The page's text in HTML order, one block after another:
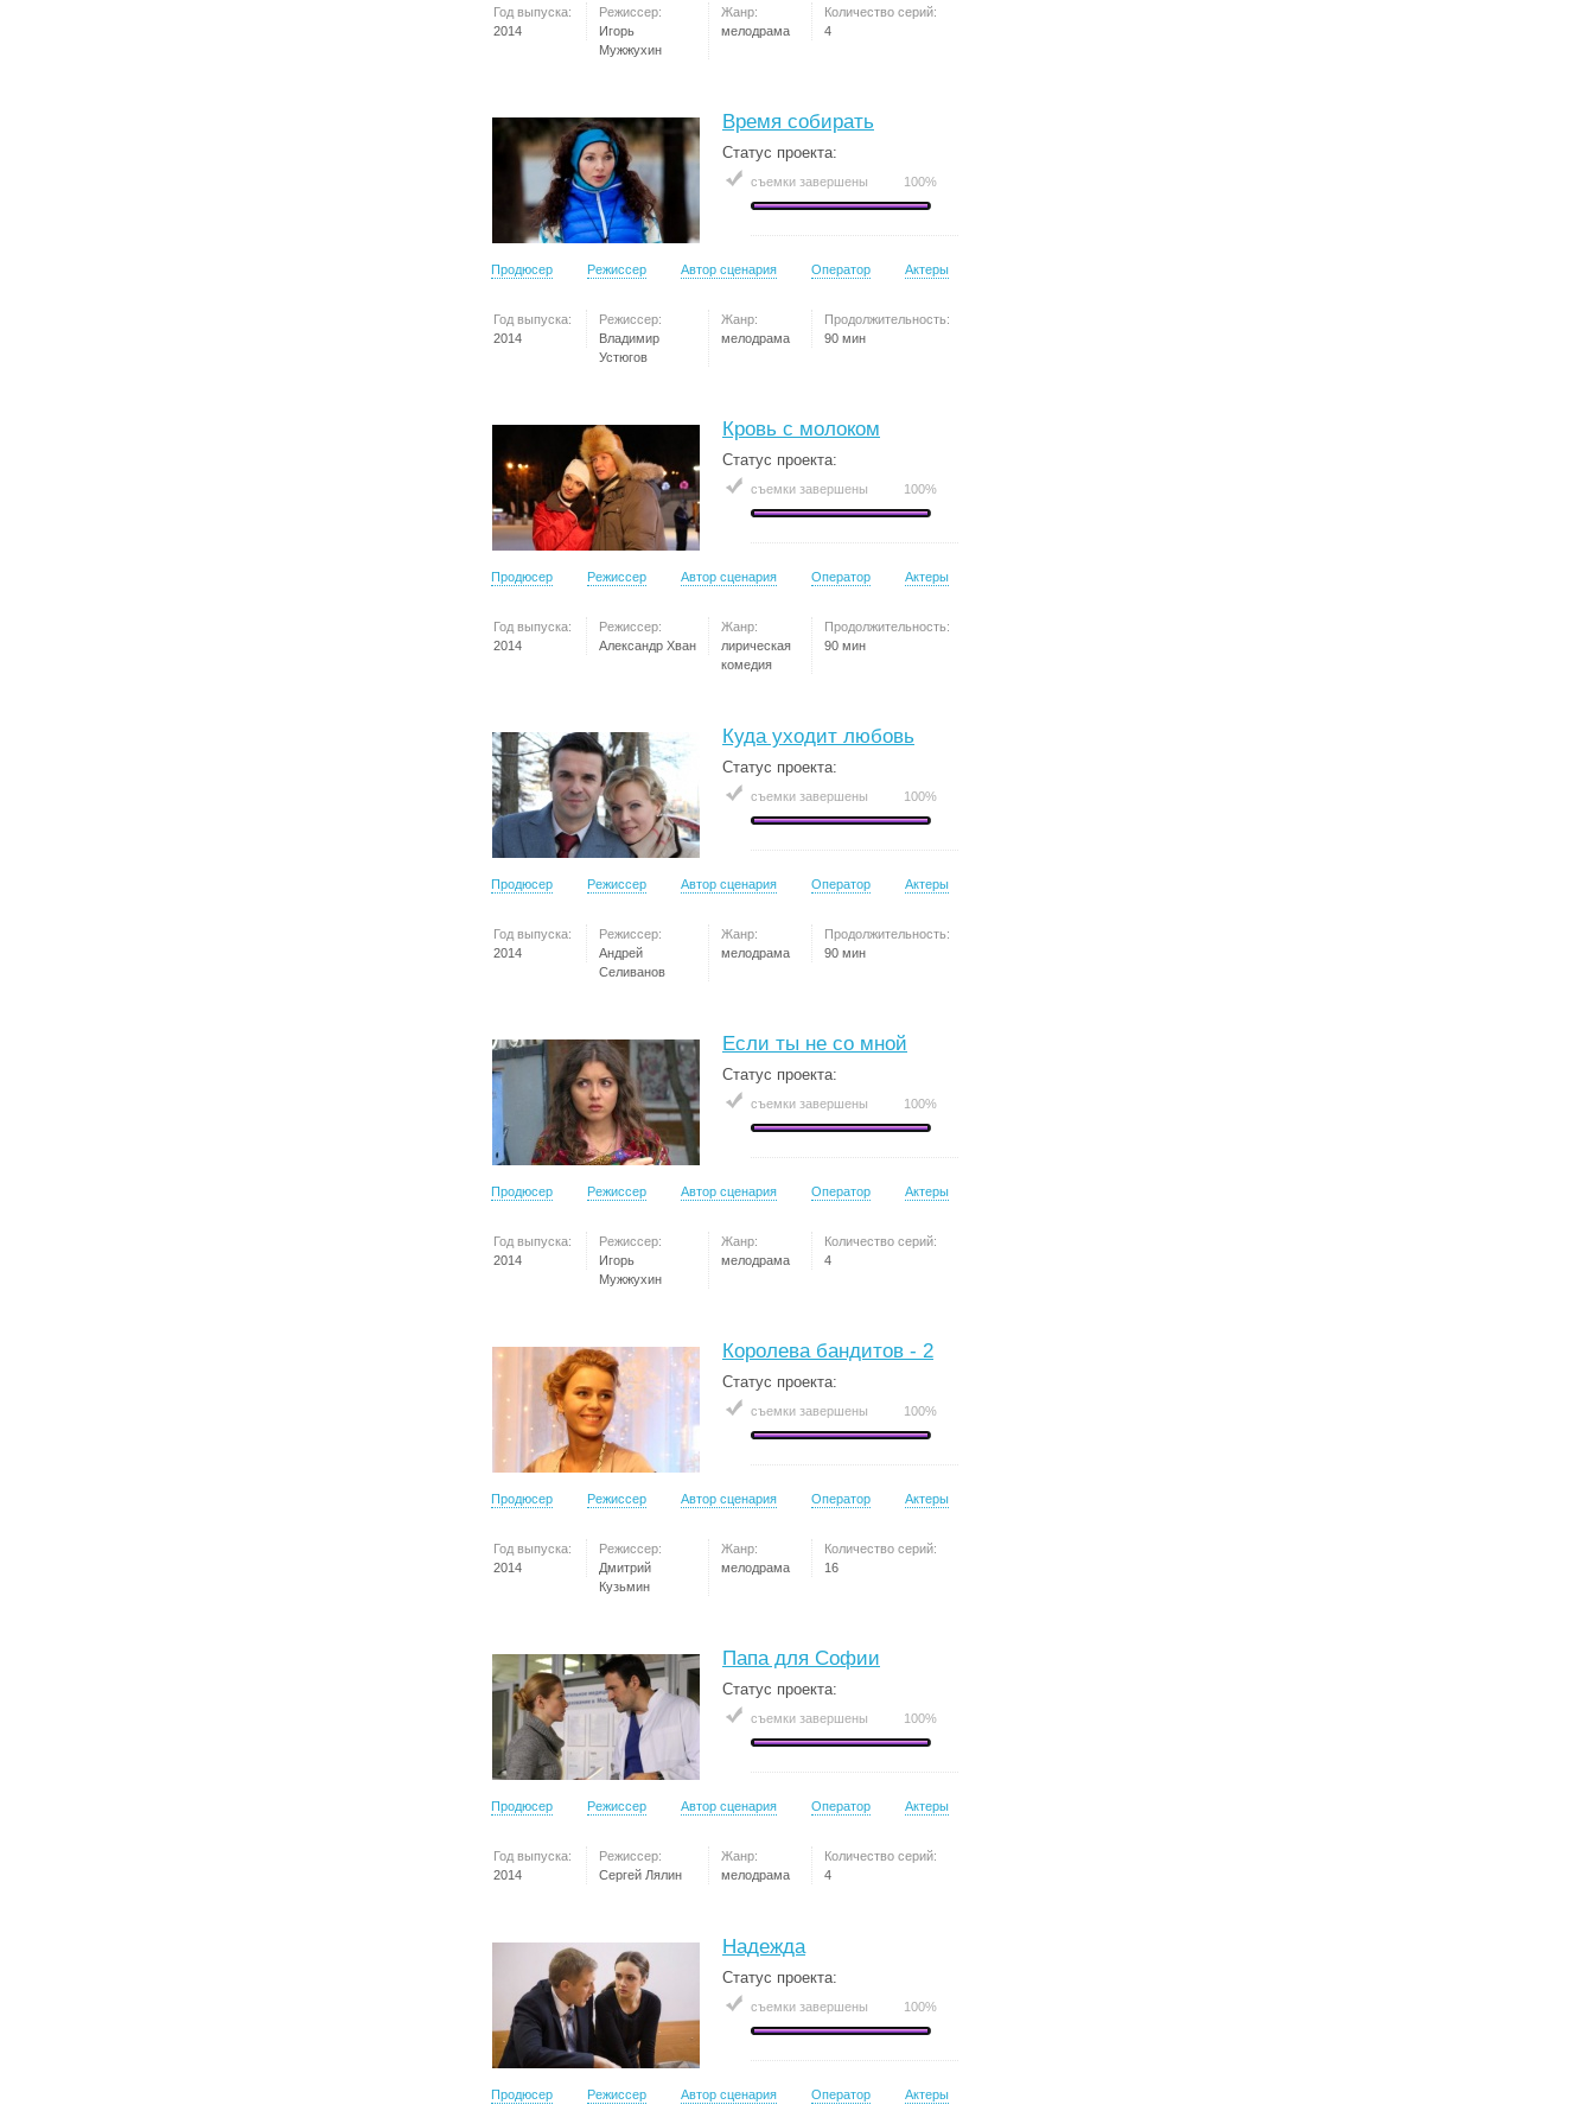
Год выпуска:
2014
Режиссер:
Игорь
Мужжухин
Жанр:
мелодрама
Количество серий:
4
Время собирать
Статус проекта:
съемки завершены 100%
Продюсер Режиссер Автор сценария Оператор Актеры
Год выпуска:
2014
Режиссер:
Владимир
Устюгов
Жанр:
мелодрама
Продолжительность:
90 мин
Кровь с молоком
Статус проекта:
съемки завершены 100%
Продюсер Режиссер Автор сценария Оператор Актеры
Год выпуска:
2014
Режиссер:
Александр Хван
Жанр:
лирическая
комедия
Продолжительность:
90 мин
Куда уходит любовь
Статус проекта:
съемки завершены 100%
Продюсер Режиссер Автор сценария Оператор Актеры
Год выпуска:
2014
Режиссер:
Андрей
Селиванов
Жанр:
мелодрама
Продолжительность:
90 мин
Если ты не со мной
Статус проекта:
съемки завершены 100%
Продюсер Режиссер Автор сценария Оператор Актеры
Год выпуска:
2014
Режиссер:
Игорь
Мужжухин
Жанр:
мелодрама
Количество серий:
4
Королева бандитов - 2
Статус проекта:
съемки завершены 100%
Продюсер Режиссер Автор сценария Оператор Актеры
Год выпуска:
2014
Режиссер:
Дмитрий
Кузьмин
Жанр:
мелодрама
Количество серий:
16
Папа для Софии
Статус проекта:
съемки завершены 100%
Продюсер Режиссер Автор сценария Оператор Актеры
Год выпуска:
2014
Режиссер:
Сергей Лялин
Жанр:
мелодрама
Количество серий:
4
Надежда
Статус проекта:
съемки завершены 100%
Продюсер Режиссер Автор сценария Оператор Актеры